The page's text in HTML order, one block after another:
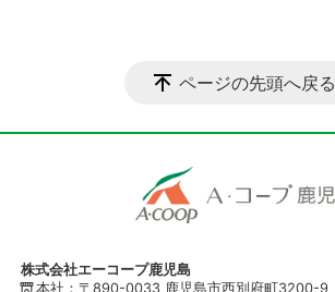
ページの先頭へ戻る
株式会社エーコープ鹿児島
本社：〒890-0033 鹿児島市西別府町3200-9